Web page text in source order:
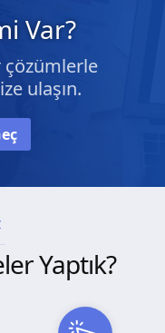
Var?
çözümlerle
ulaşın.
Yaptık?